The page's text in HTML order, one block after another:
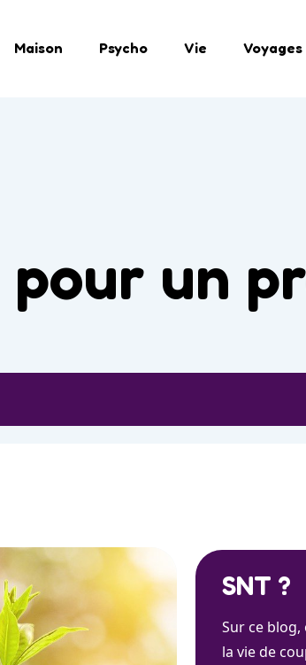
Maison Psycho Vie Voyages
un
SNT ?
Sur ce
la vie de